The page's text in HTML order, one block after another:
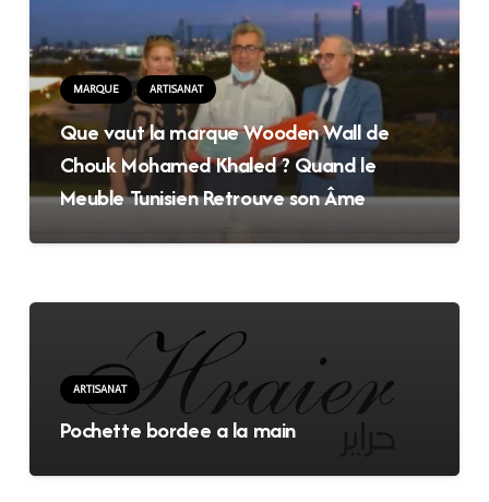
MARQUE ARTISANAT
Que vaut la marque Wooden Wall de
Chouk Mohamed Khaled ? Quand le
Meuble Tunisien Retrouve son Âme
ARTISANAT
Pochette bordee a la main